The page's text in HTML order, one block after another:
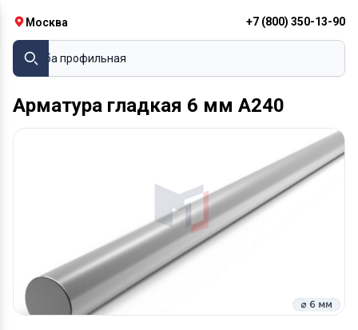
Москва +7 (800) 350-13-90
Труба профильная
Арматура гладкая 6 мм A240